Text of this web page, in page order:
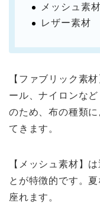
メッシュ素材
レザー素材
【ファブリック素
ール、ナイロンな
のため、布の種類
てきます。
【メッシュ素材】
とが特徴的です。
座れます。